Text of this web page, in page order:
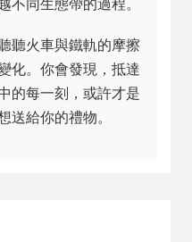
不同生態帶的過程。
聽火車與鐵軌的摩擦
化。你會發現，抵達
的每一刻，或許才是
送給你的禮物。